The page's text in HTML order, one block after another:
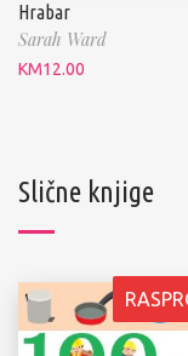
Hrabar
Sarah Ward
KM12.00
Slične knjige